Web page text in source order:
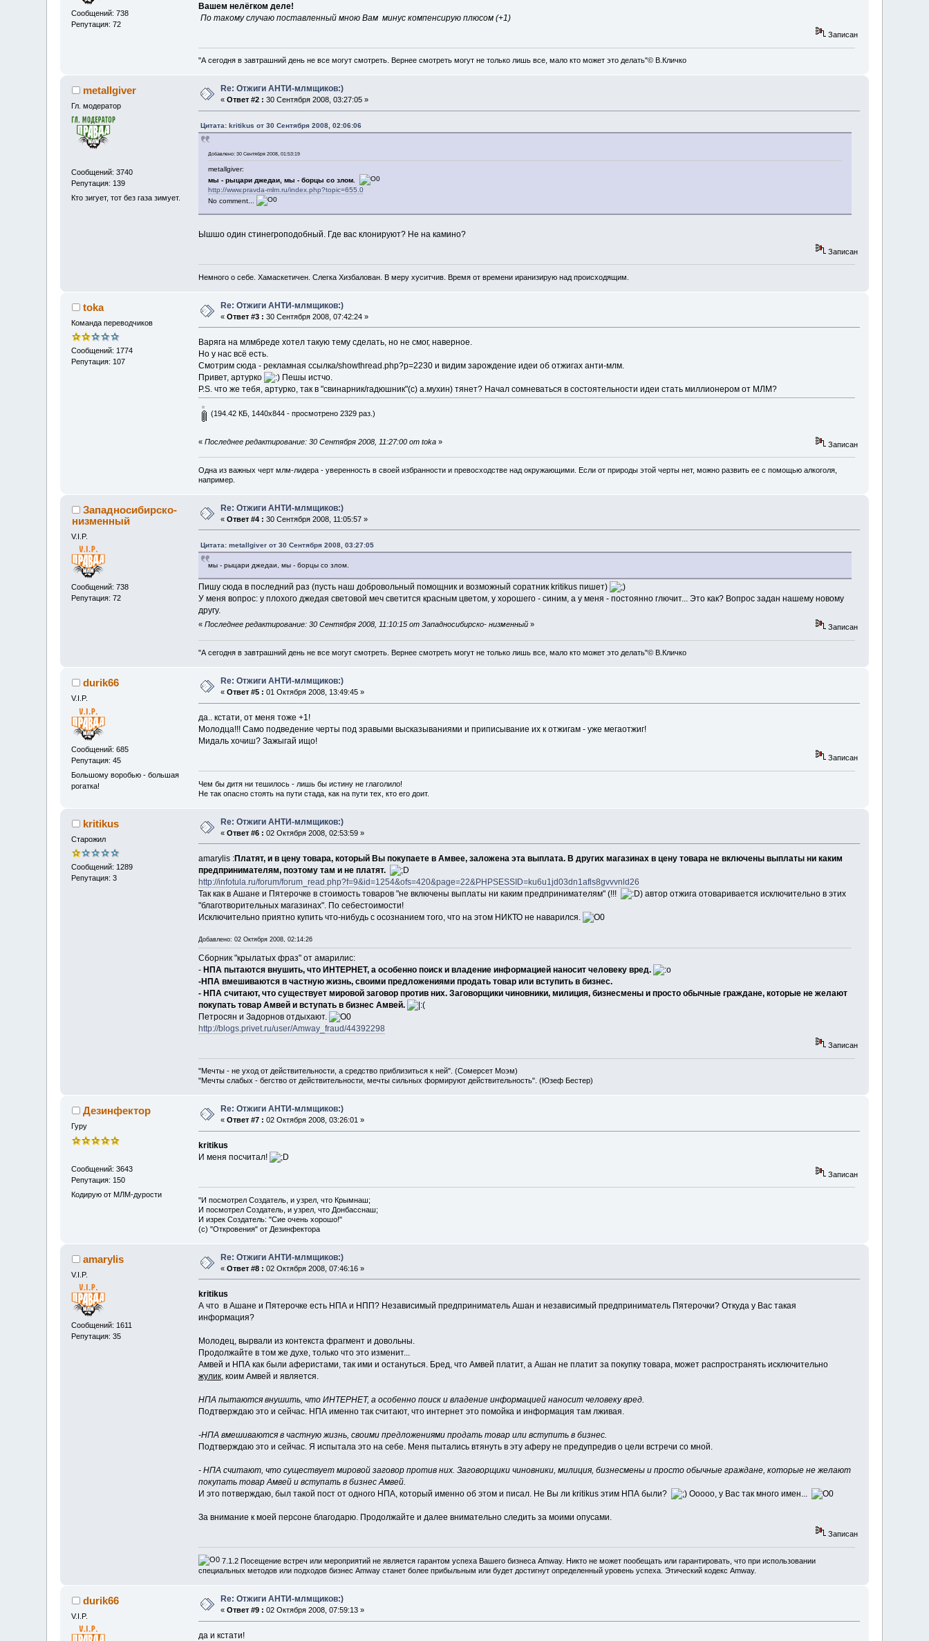
Сообщений: 738
Репутация: 72
Вашем нелёгком деле!
По такому случаю поставленный мною Вам минус компенсирую плюсом (+1)
Записан
"А сегодня в завтрашний день не все могут смотреть. Вернее смотреть могут не только лишь все, мало кто может это делать"© В.Кличко
metallgiver
Гл. модератор
Сообщений: 3740
Репутация: 139
Кто зигует, тот без газа зимует.
Re: Отжиги АНТИ-млмщиков:)
«Ответ #2 : 30 Сентября 2008, 03:27:05 »
Цитата: kritikus от 30 Сентября 2008, 02:06:06
Добавлено: 30 Сентября 2008, 01:53:19
metallgiver:
мы - рыцари джедаи, мы - борцы со злом.
http://www.pravda-mlm.ru/index.php?topic=655.0
No comment...
Ышшо один стинегроподобный. Где вас клонируют? Не на камино?
Записан
Немного о себе. Хамаскетичен. Слегка Хизбалован. В меру хуситчив. Время от времени иранизирую над происходящим.
toka
Команда переводчиков
Сообщений: 1774
Репутация: 107
Re: Отжиги АНТИ-млмщиков:)
«Ответ #3 : 30 Сентября 2008, 07:42:24 »
Варяга на млмбреде хотел такую тему сделать, но не смог, наверное.
Но у нас всё есть.
Смотрим сюда - рекламная ссылка/showthread.php?p=2230 и видим зарождение идеи об отжигах анти-млм.
Привет, артурко
Пешы истчо.
P.S. что же тебя, артурко, так в "свинарник/гадюшник"(с) а.мухин) тянет? Начал сомневаться в состоятельности идеи стать миллионером от МЛМ?
(194.42 КБ, 1440x844 - просмотрено 2329 раз.)
« Последнее редактирование: 30 Сентября 2008, 11:27:00 от toka» Записан
Одна из важных черт млм-лидера - уверенность в своей избранности и превосходстве над окружающими. Если от природы этой черты нет, можно развить ее с помощью алкоголя,
например.
Западносибирско-
низменный
V.I.P.
Сообщений: 738
Репутация: 72
Re: Отжиги АНТИ-млмщиков:)
«Ответ #4 : 30 Сентября 2008, 11:05:57 »
Цитата: metallgiver от 30 Сентября 2008, 03:27:05
мы - рыцари джедаи, мы - борцы со злом.
Пишу сюда в последний раз (пусть наш добровольный помощник и возможный соратник kritikus пишет)
У меня вопрос: у плохого джедая световой меч светится красным цветом, у хорошего - синим, а у меня - постоянно глючит... Это как? Вопрос задан нашему новому
другу.
« Последнее редактирование: 30 Сентября 2008, 11:10:15 от Западносибирско- низменный» Записан
"А сегодня в завтрашний день не все могут смотреть. Вернее смотреть могут не только лишь все, мало кто может это делать"© В.Кличко
durik66
V.I.P.
Сообщений: 685
Репутация: 45
Большому воробью - большая
рогатка!
Re: Отжиги АНТИ-млмщиков:)
«Ответ #5 : 01 Октября 2008, 13:49:45 »
да.. кстати, от меня тоже +1!
Молодца!!! Само подведение черты под зравыми высказываниями и приписывание их к отжигам - уже мегаотжиг!
Мидаль хочиш? Зажыгай ищо!
Записан
Чем бы дитя ни тешилось - лишь бы истину не глаголило!
Не так опасно стоять на пути стада, как на пути тех, кто его доит.
kritikus
Старожил
Сообщений: 1289
Репутация: 3
Re: Отжиги АНТИ-млмщиков:)
«Ответ #6 : 02 Октября 2008, 02:53:59 »
amarylis :Платят, и в цену товара, который Вы покупаете в Амвее, заложена эта выплата. В других магазинах в цену товара не включены выплаты ни каким
предпринимателям, поэтому там и не платят.
http://infotula.ru/forum/forum_read.php?f=9&id=1254&ofs=420&page=22&PHPSESSID=ku6u1jd03dn1afls8gvvvnld26
Так как в Ашане и Пятерочке в стоимость товаров "не включены выплаты ни каким предпринимателям" (!!!
) автор отжига отоваривается исключительно в этих
"благотворительных магазинах". По себестоимости!
Исключительно приятно купить что-нибудь с осознанием того, что на этом НИКТО не наварился.
Добавлено: 02 Октября 2008, 02:14:26
Сборник "крылатых фраз" от амарилис:
- НПА пытаются внушить, что ИНТЕРНЕТ, а особенно поиск и владение информацией наносит человеку вред.
-НПА вмешиваются в частную жизнь, своими предложениями продать товар или вступить в бизнес.
- НПА считают, что существует мировой заговор против них. Заговорщики чиновники, милиция, бизнесмены и просто обычные граждане, которые не желают
покупать товар Амвей и вступать в бизнес Амвей.
Петросян и Задорнов отдыхают.
http://blogs.privet.ru/user/Amway_fraud/44392298
Записан
"Мечты - не уход от действительности, а средство приблизиться к ней". (Сомерсет Моэм)
"Мечты слабых - бегство от действительности, мечты сильных формируют действительность". (Юзеф Бестер)
Дезинфектор
Гуру
Сообщений: 3643
Репутация: 150
Кодирую от МЛМ-дурости
Re: Отжиги АНТИ-млмщиков:)
«Ответ #7 : 02 Октября 2008, 03:26:01 »
kritikus
И меня посчитал!
Записан
"И посмотрел Создатель, и узрел, что Крымнаш;
И посмотрел Создатель, и узрел, что Донбасснаш;
И изрек Создатель: "Сие очень хорошо!"
(с) "Откровения" от Дезинфектора
amarylis
V.I.P.
Сообщений: 1611
Репутация: 35
Re: Отжиги АНТИ-млмщиков:)
«Ответ #8 : 02 Октября 2008, 07:46:16 »
kritikus
А что в Ашане и Пятерочке есть НПА и НПП? Независимый предприниматель Ашан и независимый предприниматель Пятерочки? Откуда у Вас такая
информация?
Молодец, вырвали из контекста фрагмент и довольны.
Продолжайте в том же духе, только что это изменит...
Амвей и НПА как были аферистами, так ими и остануться. Бред, что Амвей платит, а Ашан не платит за покупку товара, может распространять исключительно
жулик, коим Амвей и является.
НПА пытаются внушить, что ИНТЕРНЕТ, а особенно поиск и владение информацией наносит человеку вред.
Подтверждаю это и сейчас. НПА именно так считают, что интернет это помойка и информация там лживая.
-НПА вмешиваются в частную жизнь, своими предложениями продать товар или вступить в бизнес.
Подтверждаю это и сейчас. Я испытала это на себе. Меня пытались втянуть в эту аферу не предупредив о цели встречи со мной.
- НПА считают, что существует мировой заговор против них. Заговорщики чиновники, милиция, бизнесмены и просто обычные граждане, которые не желают
покупать товар Амвей и вступать в бизнес Амвей.
И это потверждаю, был такой пост от одного НПА, который именно об этом и писал. Не Вы ли kritikus этим НПА были?
Ооооо, у Вас так много имен...
За внимание к моей персоне благодарю. Продолжайте и далее внимательно следить за моими опусами.
Записан
7.1.2 Посещение встреч или мероприятий не является гарантом успеха Вашего бизнеса Amway. Никто не может пообещать или гарантировать, что при использовании
специальных методов или подходов бизнес Amway станет более прибыльным или будет достигнут определенный уровень успеха. Этический кодекс Amway.
durik66
V.I.P.
Re: Отжиги АНТИ-млмщиков:)
«Ответ #9 : 02 Октября 2008, 07:59:13 »
да и кстати!